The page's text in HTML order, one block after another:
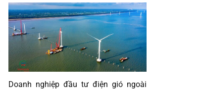
Doanh nghiệp đầu tư điện gió ngoài